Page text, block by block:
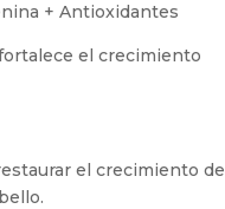
+ Antioxidantes
el crecimiento
el crecimiento del